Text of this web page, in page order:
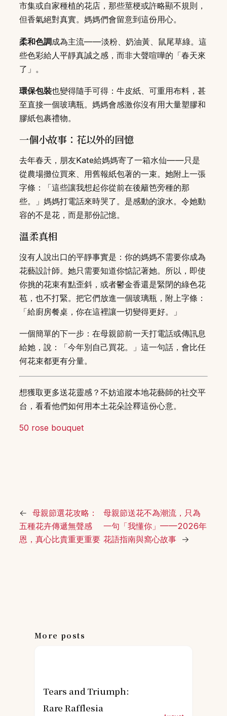
市集或自家種植的花店，那些莖梗或許略顯不規則，
但香氣絕對真實。媽媽們會留意到這份用心。
柔和色調成為主流——淡粉、奶油黃、鼠尾草綠。這
些色彩給人平靜真誠之感，而非大聲喧嘩的「春天來
了」。
環保包裝也變得隨手可得：牛皮紙、可重用布料，甚
至直接一個玻璃瓶。媽媽會感激你沒有用大量塑膠和
膠紙包裹禮物。
一個小故事：花以外的回憶
去年春天，朋友Kate給媽媽寄了一箱水仙——只是
從農場攤位買來、用舊報紙包著的一束。她附上一張
字條：「這些讓我想起你從前在後籬笆旁種的那
些。」媽媽打電話來時哭了。是感動的淚水。令她動
容的不是花，而是那份記憶。
溫柔真相
沒有人說出口的平靜事實是：你的媽媽不需要你成為
花藝設計師。她只需要知道你惦記著她。所以，即使
你挑的花束有點歪斜，或者鬱金香還是緊閉的綠色花
苞，也不打緊。把它們放進一個玻璃瓶，附上字條：
「給廚房餐桌，你在這裡讓一切變得更好。」
一個簡單的下一步：在母親節前一天打電話或傳訊息
給她，說：「今年別自己買花。」這一句話，會比任
何花束都更有分量。
想獲取更多送花靈感？不妨追蹤本地花藝師的社交平
台，看看他們如何用本土花朵詮釋這份心意。
50 rose bouquet
← 母親節選花攻略：
五種花卉傳遞無聲感
恩，真心比貴重更重要
母親節送花不為潮流，只為
一句「我懂你」——2026年
花語指南與窩心故事 →
More posts
Tears and Triumph:
Rare Rafflesia